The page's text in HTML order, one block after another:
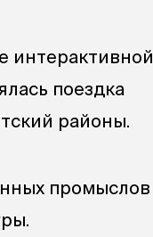
интерактивной
поездка
районы.
промыслов